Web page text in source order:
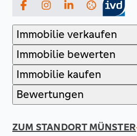
FacebookInstagramLinkedIn
Immobilie verkaufen
Immobilie bewerten
Immobilie kaufen
Bewertungen
ZUM STANDORT MÜNSTER